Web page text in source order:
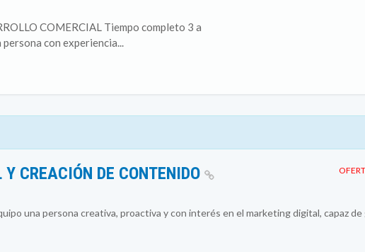
COMERCIAL Tiempo completo 3 a
con experiencia...
CREACIÓN DE CONTENIDO
una persona creativa, proactiva y con interés en el marketing digital, capaz de